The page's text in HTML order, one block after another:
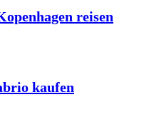
reisen
kaufen